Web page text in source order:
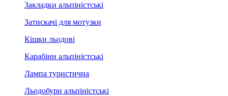
Закладки альпіністські
Затискачі для мотузки
Кішки льодові
Карабіни альпіністські
Лампа туристична
Льодобури альпіністські